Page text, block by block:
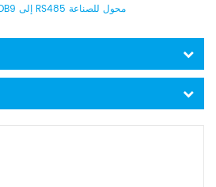
115.2KBPS DB9 إلى RS485 محول للصناعة